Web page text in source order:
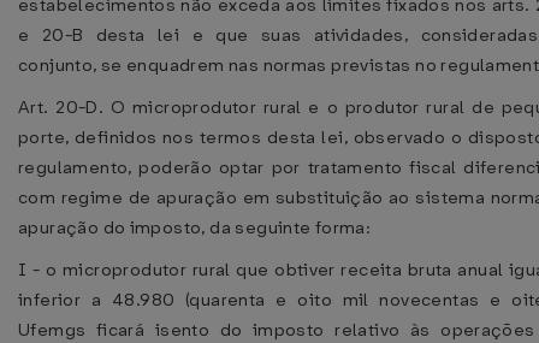
estabelecimentos não exceda aos limites fixados nos arts.
e 20-B desta lei e que suas atividades,
conjunto, se enquadrem nas normas previstas no
Art. 20-D. O microprodutor rural e o produtor rural de
porte, definidos nos termos desta lei, observado o
regulamento, poderão optar por tratamento fiscal
com regime de apuração em substituição ao sistema
apuração do imposto, da seguinte forma:
I - o microprodutor rural que obtiver receita bruta anual
inferior a 48.980 (quarenta e oito mil novecentas e
Ufemgs ficará isento do imposto relativo às